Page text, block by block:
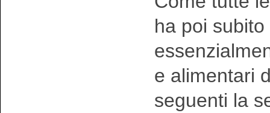
ha poi
e alimentari
seguenti la